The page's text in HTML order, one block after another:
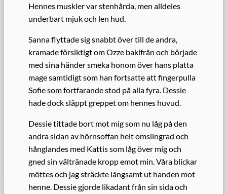
Hennes muskler var stenhårda, men alldeles
underbart mjuk och len hud.
Sanna flyttade sig snabbt över till de andra,
kramade försiktigt om Ozze bakifrån och började
med sina händer smeka honom över hans platta
mage samtidigt som han fortsatte att fingerpulla
Sofie som fortfarande stod på alla fyra. Dessie
hade dock släppt greppet om hennes huvud.
Dessie tittade bort mot mig som nu låg på den
andra sidan av hörnsoffan helt omslingrad och
hånglandes med Kattis som låg över mig och
gned sin vältränade kropp emot min. Våra blickar
möttes och jag sträckte långsamt ut handen mot
henne. Dessie gjorde likadant från sin sida och